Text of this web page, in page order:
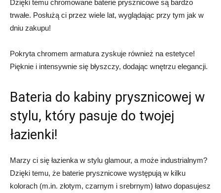
Dzięki temu chromowane baterie prysznicowe są bardzo
trwałe. Posłużą ci przez wiele lat, wyglądając przy tym jak w
dniu zakupu!
Pokryta chromem armatura zyskuje również na estetyce!
Pięknie i intensywnie się błyszczy, dodając wnętrzu elegancji.
Bateria do kabiny prysznicowej w
stylu, który pasuje do twojej
łazienki!
Marzy ci się łazienka w stylu glamour, a może industrialnym?
Dzięki temu, że baterie prysznicowe występują w kilku
kolorach (m.in. złotym, czarnym i srebrnym) łatwo dopasujesz